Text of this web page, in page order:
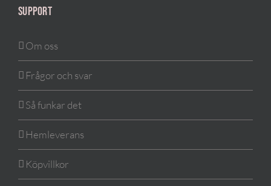
SUPPORT
Om oss
Frågor och svar
Så funkar det
Hemleverans
Köpvillkor